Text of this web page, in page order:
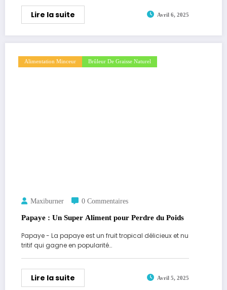
Lire la suite Avril 6, 2025
Alimentation Minceur Brûleur De Graisse Naturel
Maxiburner 0 Commentaires
Papaye : Un Super Aliment pour Perdre du Poids
Papaye - La papaye est un fruit tropical délicieux et nu
tritif qui gagne en popularité…
Lire la suite Avril 5, 2025